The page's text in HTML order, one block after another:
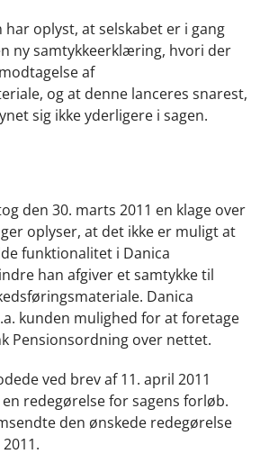
har oplyst, at selskabet er i gang
ny samtykkeerklæring, hvori der
af
og at denne lanceres snarest,
sig ikke yderligere i sagen.
den 30. marts 2011 en klage over
oplyser, at det ikke er muligt at
funktionalitet i Danica
han afgiver et samtykke til
Danica
kunden mulighed for at foretage
Pensionsordning over nettet.
ved brev af 11. april 2011
redegørelse for sagens forløb.
den ønskede redegørelse